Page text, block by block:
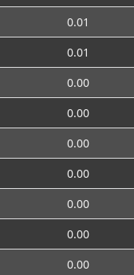
0.01
0.01
0.00
0.00
0.00
0.00
0.00
0.00
0.00